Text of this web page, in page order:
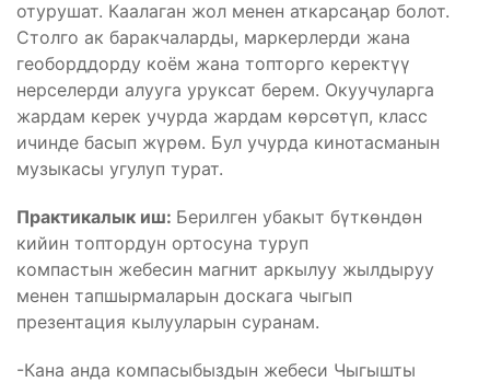
отурушат. Каалаган жол менен аткарсаңар болот.
Столго ак баракчаларды, маркерлерди жана
геоборддорду коём жана топторго керектүү
нерселерди алууга уруксат берем. Окуучуларга
жардам керек учурда жардам көрсөтүп, класс
ичинде басып жүрөм. Бул учурда кинотасманын
музыкасы угулуп турат.
Практикалык иш: Берилген убакыт бүткөндөн
кийин топтордун ортосуна туруп
компастын жебесин магнит аркылуу жылдыруу
менен тапшырмаларын доскага чыгып
презентация кылууларын суранам.
-Кана анда компасыбыздын жебеси Чыгышты